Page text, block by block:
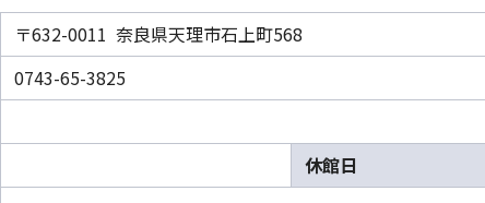
〒632-0011 奈良県天理市石上町568
0743-65-3825
休館日